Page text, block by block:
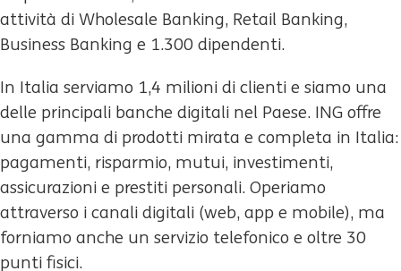
attività di Wholesale Banking, Retail Banking,
Business Banking e 1.300 dipendenti.
In Italia serviamo 1,4 milioni di clienti e siamo una
delle principali banche digitali nel Paese. ING offre
una gamma di prodotti mirata e completa in Italia:
pagamenti, risparmio, mutui, investimenti,
assicurazioni e prestiti personali. Operiamo
attraverso i canali digitali (web, app e mobile), ma
forniamo anche un servizio telefonico e oltre 30
punti fisici.